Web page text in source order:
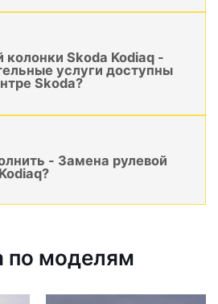
колонки Skoda Kodiaq -
услуги доступны
Skoda?
- Замена рулевой
по моделям